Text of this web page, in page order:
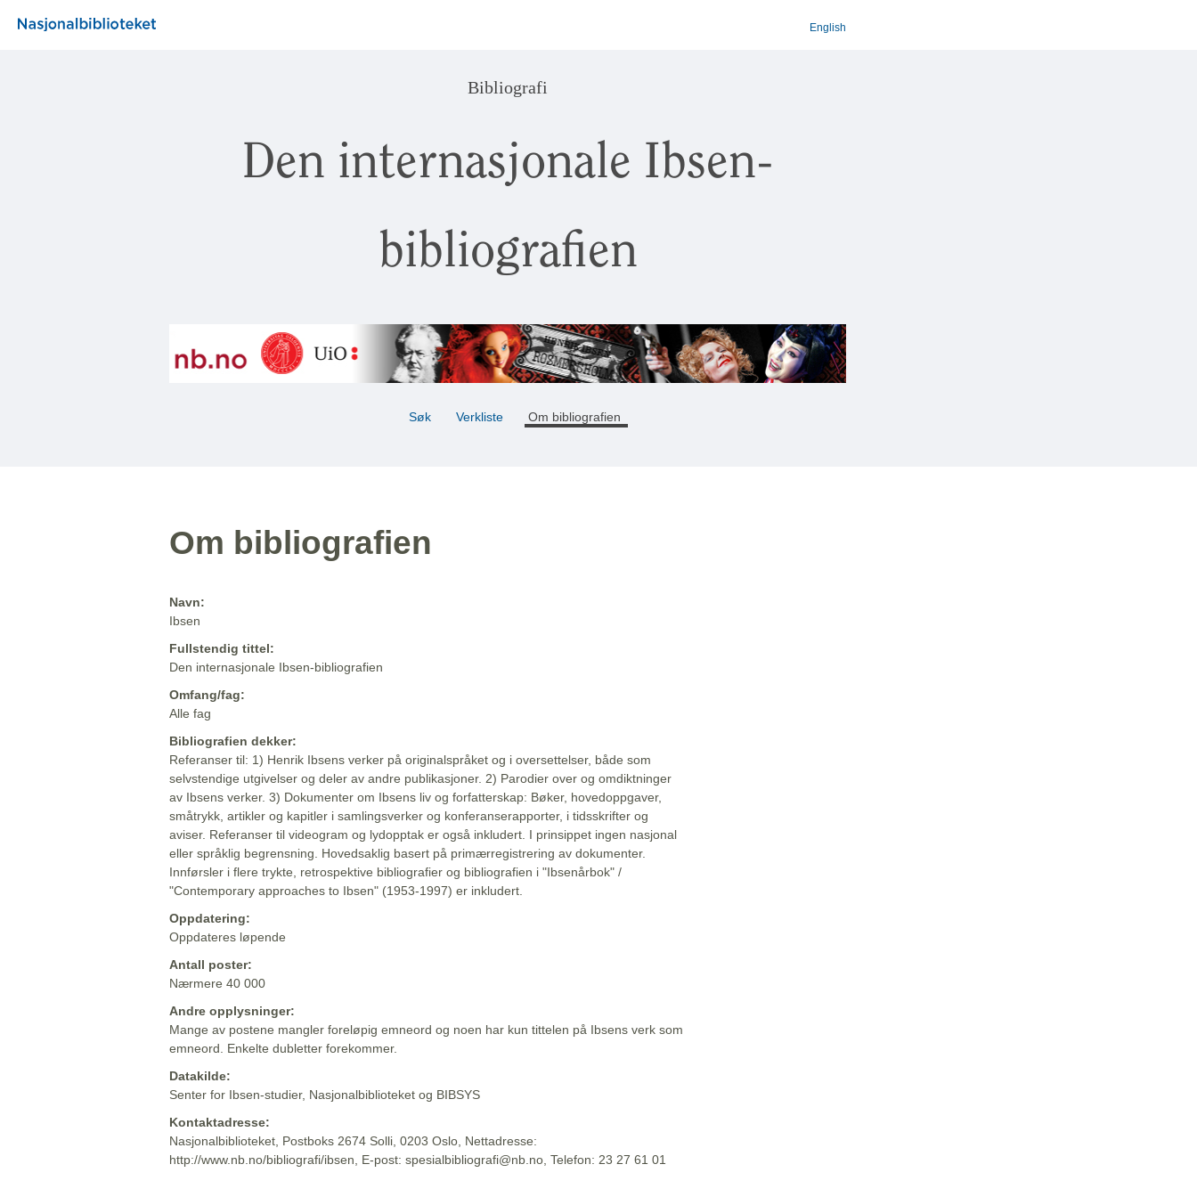
English
Bibliografi
Den internasjonale Ibsen-
bibliografien
Søk Verkliste Om bibliografien
Om bibliografien
Navn:
Ibsen
Fullstendig tittel:
Den internasjonale Ibsen-bibliografien
Omfang/fag:
Alle fag
Bibliografien dekker:
Referanser til: 1) Henrik Ibsens verker på originalspråket og i oversettelser, både som
selvstendige utgivelser og deler av andre publikasjoner. 2) Parodier over og omdiktninger
av Ibsens verker. 3) Dokumenter om Ibsens liv og forfatterskap: Bøker, hovedoppgaver,
småtrykk, artikler og kapitler i samlingsverker og konferanserapporter, i tidsskrifter og
aviser. Referanser til videogram og lydopptak er også inkludert. I prinsippet ingen nasjonal
eller språklig begrensning. Hovedsaklig basert på primærregistrering av dokumenter.
Innførsler i flere trykte, retrospektive bibliografier og bibliografien i "Ibsenårbok" /
"Contemporary approaches to Ibsen" (1953-1997) er inkludert.
Oppdatering:
Oppdateres løpende
Antall poster:
Nærmere 40 000
Andre opplysninger:
Mange av postene mangler foreløpig emneord og noen har kun tittelen på Ibsens verk som
emneord. Enkelte dubletter forekommer.
Datakilde:
Senter for Ibsen-studier, Nasjonalbiblioteket og BIBSYS
Kontaktadresse:
Nasjonalbiblioteket, Postboks 2674 Solli, 0203 Oslo, Nettadresse:
http://www.nb.no/bibliografi/ibsen, E-post: spesialbibliografi@nb.no, Telefon: 23 27 61 01